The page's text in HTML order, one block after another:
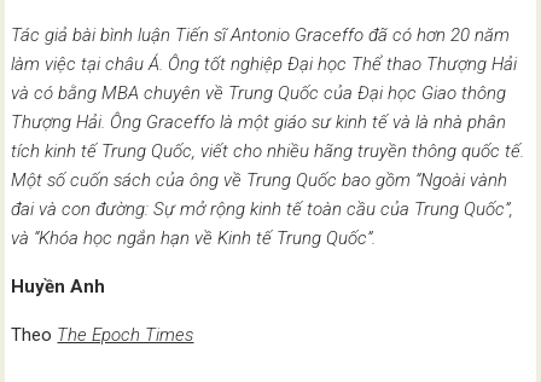
Tác giả bài bình luận Tiến sĩ Antonio Graceffo đã có hơn 20 năm
làm việc tại châu Á. Ông tốt nghiệp Đại học Thể thao Thượng Hải
và có bằng MBA chuyên về Trung Quốc của Đại học Giao thông
Thượng Hải. Ông Graceffo là một giáo sư kinh tế và là nhà phân
tích kinh tế Trung Quốc, viết cho nhiều hãng truyền thông quốc tế.
Một số cuốn sách của ông về Trung Quốc bao gồm “Ngoài vành
đai và con đường: Sự mở rộng kinh tế toàn cầu của Trung Quốc”,
và “Khóa học ngắn hạn về Kinh tế Trung Quốc”.
Huyền Anh
Theo The Epoch Times